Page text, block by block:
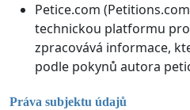
Petice.com
technickou platformu
zpracovává informace,
podle pokynů autora
Práva subjektu údajů